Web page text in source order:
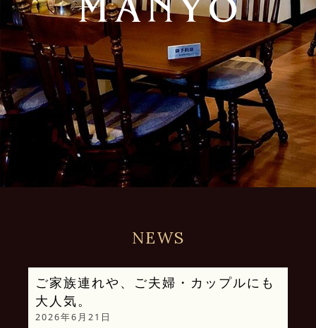
NEWS
ご家族連れや、ご夫婦・カップルにも
大人気。
2026年6月21日